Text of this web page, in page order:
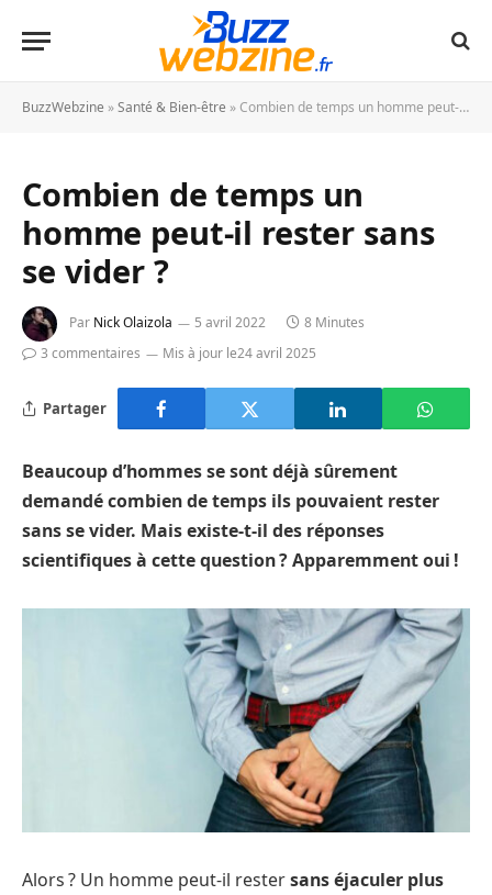
BuzzWebzine »Santé & Bien-être » Combien de temps un homme peut-il rester sans se vider ?
Combien de temps un
homme peut-il rester sans
se vider ?
Par Nick Olaizola 5 avril 2022
8 Minutes
3 commentaires
Mis à jour le24 avril 2025
Partager
Beaucoup d’hommes se sont déjà sûrement
demandé combien de temps ils pouvaient rester
sans se vider. Mais existe-t-il des réponses
scientifiques à cette question ? Apparemment oui !
Alors ? Un homme peut-il restersans éjaculer plus